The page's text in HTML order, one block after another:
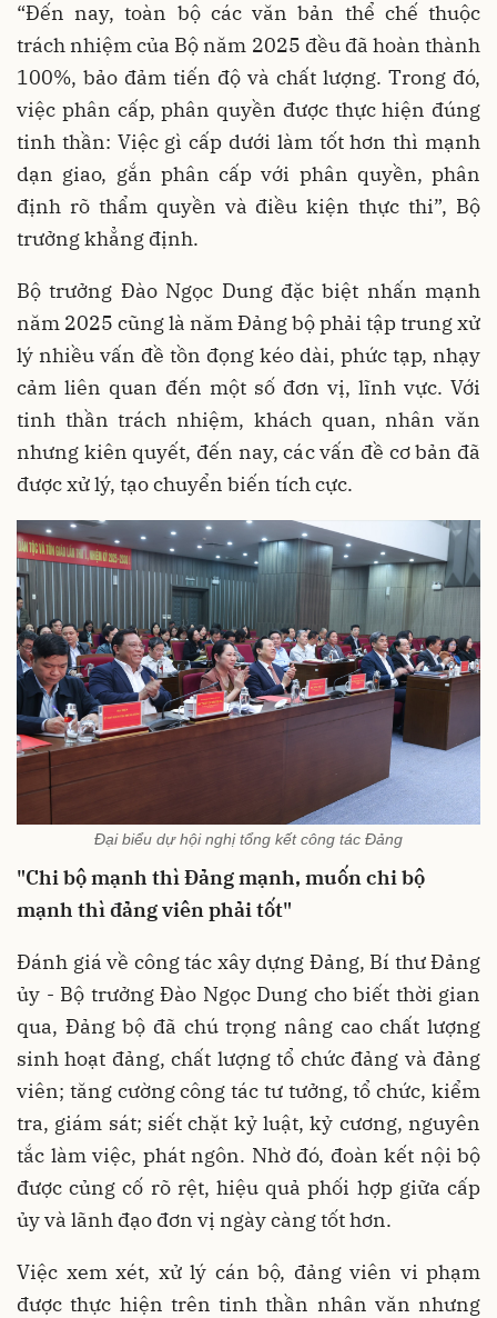
“Đến nay, toàn bộ các văn bản thể chế thuộc
trách nhiệm của Bộ năm 2025 đều đã hoàn thành
100%, bảo đảm tiến độ và chất lượng. Trong đó,
việc phân cấp, phân quyền được thực hiện đúng
tinh thần: Việc gì cấp dưới làm tốt hơn thì mạnh
dạn giao, gắn phân cấp với phân quyền, phân
định rõ thẩm quyền và điều kiện thực thi”, Bộ
trưởng khẳng định.
Bộ trưởng Đào Ngọc Dung đặc biệt nhấn mạnh
năm 2025 cũng là năm Đảng bộ phải tập trung xử
lý nhiều vấn đề tồn đọng kéo dài, phức tạp, nhạy
cảm liên quan đến một số đơn vị, lĩnh vực. Với
tinh thần trách nhiệm, khách quan, nhân văn
nhưng kiên quyết, đến nay, các vấn đề cơ bản đã
được xử lý, tạo chuyển biến tích cực.
Đại biểu dự hội nghị tổng kết công tác Đảng
"Chi bộ mạnh thì Đảng mạnh, muốn chi bộ
mạnh thì đảng viên phải tốt"
Đánh giá về công tác xây dựng Đảng, Bí thư Đảng
ủy - Bộ trưởng Đào Ngọc Dung cho biết thời gian
qua, Đảng bộ đã chú trọng nâng cao chất lượng
sinh hoạt đảng, chất lượng tổ chức đảng và đảng
viên; tăng cường công tác tư tưởng, tổ chức, kiểm
tra, giám sát; siết chặt kỷ luật, kỷ cương, nguyên
tắc làm việc, phát ngôn. Nhờ đó, đoàn kết nội bộ
được củng cố rõ rệt, hiệu quả phối hợp giữa cấp
ủy và lãnh đạo đơn vị ngày càng tốt hơn.
Việc xem xét, xử lý cán bộ, đảng viên vi phạm
được thực hiện trên tinh thần nhân văn nhưng